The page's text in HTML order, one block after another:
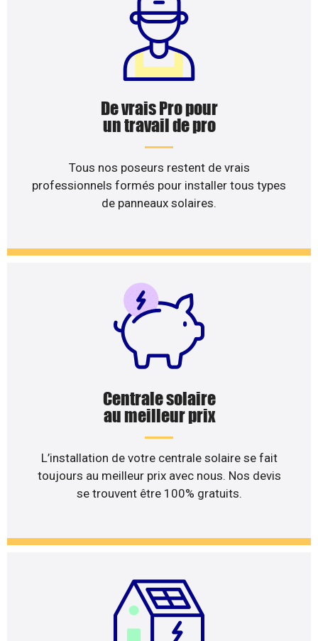
De vrais Pro pour
un travail de pro
Tous nos poseurs restent de vrais
professionnels formés pour installer tous types
de panneaux solaires.
Centrale solaire
au meilleur prix
L’installation de votre centrale solaire se fait
toujours au meilleur prix avec nous. Nos devis
se trouvent être 100% gratuits.